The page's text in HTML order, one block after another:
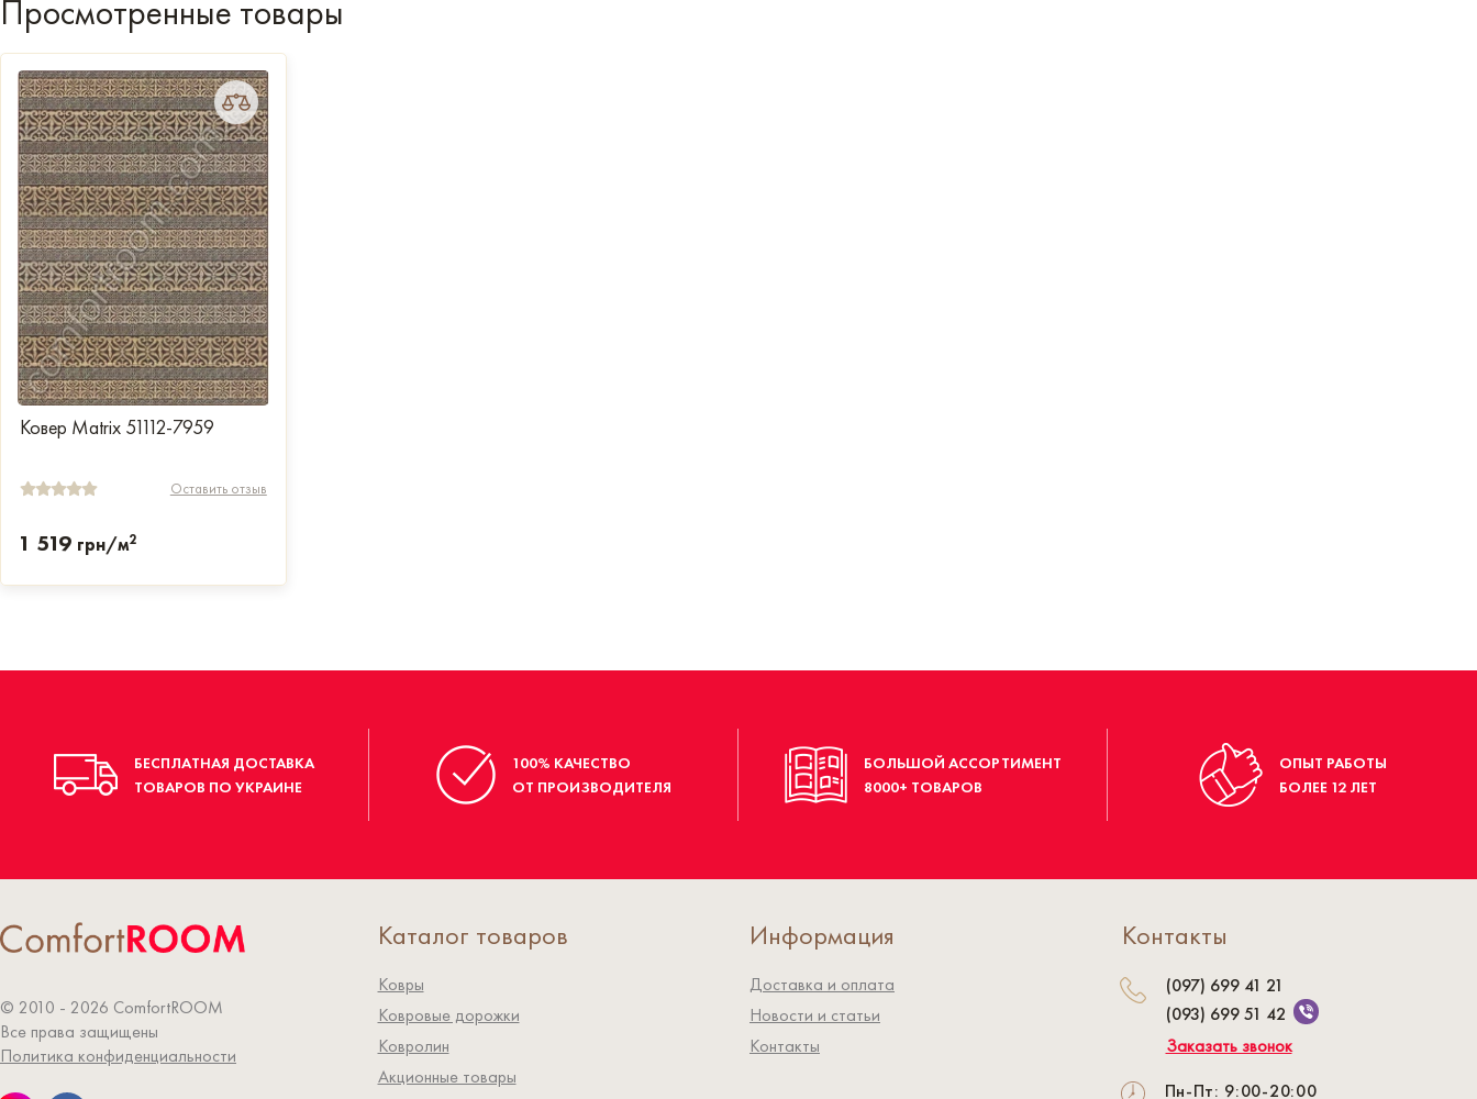
Просмотренные товары
Ковер Matrix 51112-7959
Оставить отзыв
1 519 грн/м2
БЕСПЛАТНАЯ ДОСТАВКА
ТОВАРОВ ПО УКРАИНЕ
100% КАЧЕСТВО
ОТ ПРОИЗВОДИТЕЛЯ
БОЛЬШОЙ АССОРТИМЕНТ
8000+ ТОВАРОВ
ОПЫТ РАБОТЫ
БОЛЕЕ 12 ЛЕТ
© 2010 - 2026 СomfortROOM
Все права защищены
Политика конфиденциальности
Каталог товаров
Ковры
Ковровые дорожки
Ковролин
Акционные товары
Информация
Доставка и оплата
Новости и статьи
Контакты
Контакты
(097) 699 41 21
(093) 699 51 42
Заказать звонок
Пн-Пт: 9:00-20:00